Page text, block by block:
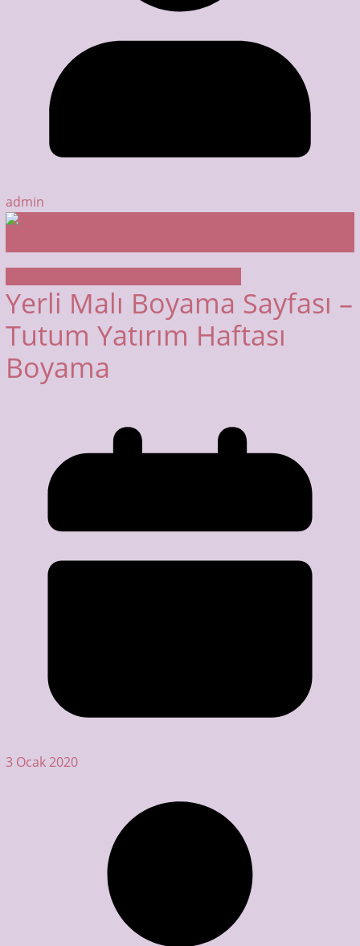
admin
Yerli Malı Boyama Sayfası –
Tutum Yatırım Haftası
Boyama
3 Ocak 2020